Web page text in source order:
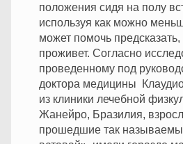
положения сидя на полу
используя как можно
может помочь предсказать,
проживет. Согласно
проведенному под
доктора медицины
из клиники лечебной
Жанейро, Бразилия,
прошедшие так